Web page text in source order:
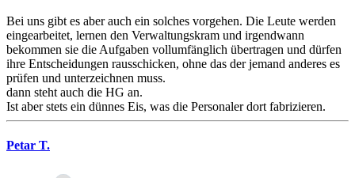
Bei uns gibt es aber auch ein solches vorgehen. Die Leute werden
eingearbeitet, lernen den Verwaltungskram und irgendwann
bekommen sie die Aufgaben vollumfänglich übertragen und dürfen
ihre Entscheidungen rausschicken, ohne das der jemand anderes es
prüfen und unterzeichnen muss.
dann steht auch die HG an.
Ist aber stets ein dünnes Eis, was die Personaler dort fabrizieren.
Petar T.